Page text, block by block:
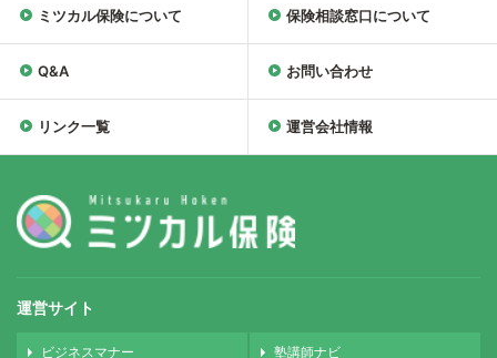
ミツカル保険について 保険相談窓口について
Q&A お問い合わせ
リンク一覧 運営会社情報
運営サイト
ビジネスマナー 塾講師ナビ